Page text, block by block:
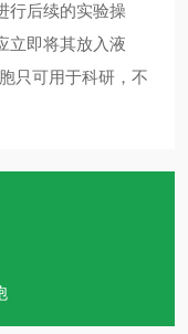
行后续的实验操
立即将其放入液
只可用于科研，不